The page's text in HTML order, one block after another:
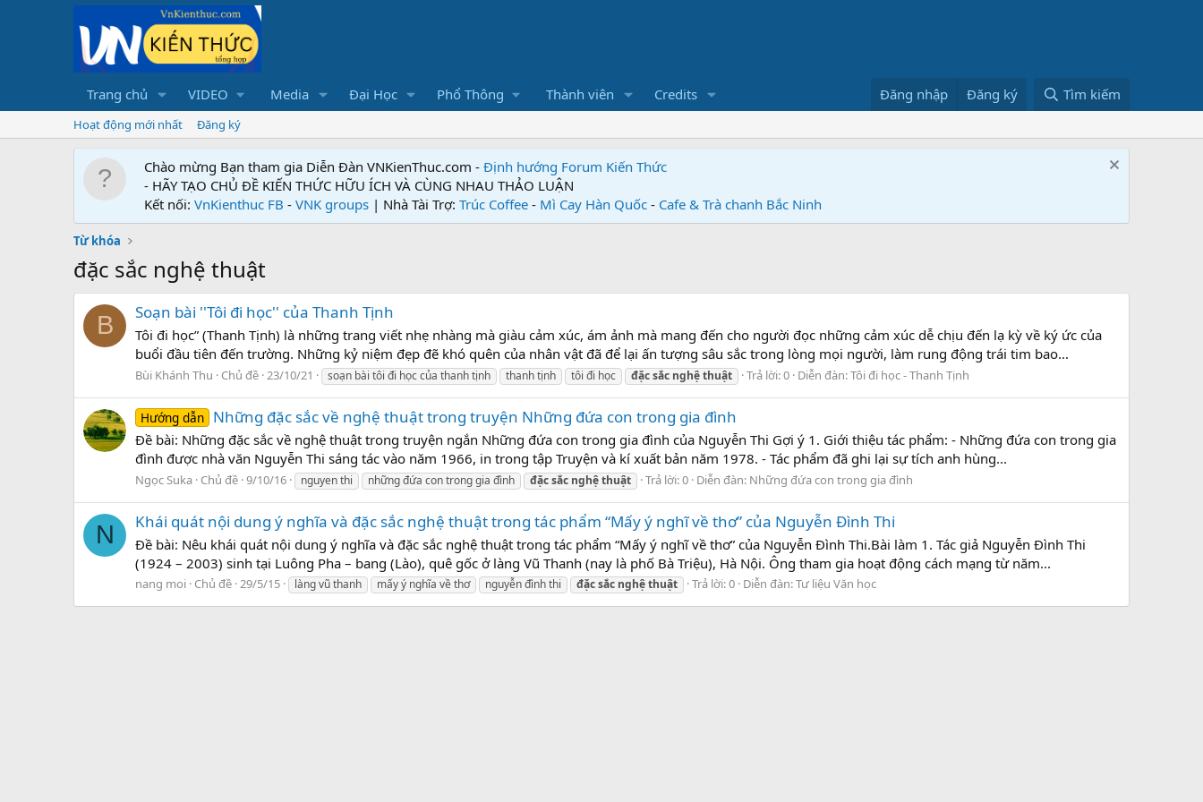
Trang chủ VIDEO Media Đại Học Phổ Thông Thành viên Credits Đăng nhập Đăng ký Tìm kiếm
Hoạt động mới nhất Đăng ký
Chào mừng Bạn tham gia Diễn Đàn VNKienThuc.com - Định hướng Forum Kiến Thức
- HÃY TẠO CHỦ ĐỀ KIẾN THỨC HỮU ÍCH VÀ CÙNG NHAU THẢO LUẬN
Kết nối: VnKienthuc FB - VNK groups | Nhà Tài Trợ: Trúc Coffee - Mì Cay Hàn Quốc - Cafe & Trà chanh Bắc Ninh
Từ khóa
đặc sắc nghệ thuật
B Soạn bài ''Tôi đi học'' của Thanh Tịnh
Tôi đi học” (Thanh Tịnh) là những trang viết nhẹ nhàng mà giàu cảm xúc, ám ảnh mà mang đến cho người đọc những cảm xúc dễ chịu đến lạ kỳ về ký ức của
buổi đầu tiên đến trường. Những kỷ niệm đẹp đẽ khó quên của nhân vật đã để lại ấn tượng sâu sắc trong lòng mọi người, làm rung động trái tim bao...
Bùi Khánh Thu Chủ đề 23/10/21 soạn bài tôi đi học của thanh tịnh thanh tịnh tôi đi học đặcsắc nghệthuật Trả lời: 0 Diễn đàn:Tôi đi học - Thanh Tịnh
Hướng dẫn Những đặc sắc về nghệ thuật trong truyện Những đứa con trong gia đình
Đề bài: Những đặc sắc về nghệ thuật trong truyện ngắn Những đứa con trong gia đình của Nguyễn Thi Gợi ý 1. Giới thiệu tác phẩm: - Những đứa con trong gia
đình được nhà văn Nguyễn Thi sáng tác vào năm 1966, in trong tập Truyện và kí xuất bản năm 1978. - Tác phẩm đã ghi lại sự tích anh hùng...
Ngọc Suka Chủ đề 9/10/16 nguyen thi những đứa con trong gia đình đặcsắc nghệthuật Trả lời: 0 Diễn đàn: Những đứa con trong gia đình
N Khái quát nội dung ý nghĩa và đặc sắc nghệ thuật trong tác phẩm “Mấy ý nghĩ về thơ” của Nguyễn Đình Thi
Đề bài: Nêu khái quát nội dung ý nghĩa và đặc sắc nghệ thuật trong tác phẩm “Mấy ý nghĩ về thơ” của Nguyễn Đình Thi.Bài làm 1. Tác giả Nguyễn Đình Thi
(1924 – 2003) sinh tại Luông Pha – bang (Lào), quê gốc ở làng Vũ Thanh (nay là phố Bà Triệu), Hà Nội. Ông tham gia hoạt động cách mạng từ năm...
nang moi Chủ đề 29/5/15 làng vũ thanh mấy ý nghĩa về thơ nguyễn đình thi đặcsắc nghệthuật Trả lời: 0 Diễn đàn:Tư liệu Văn học